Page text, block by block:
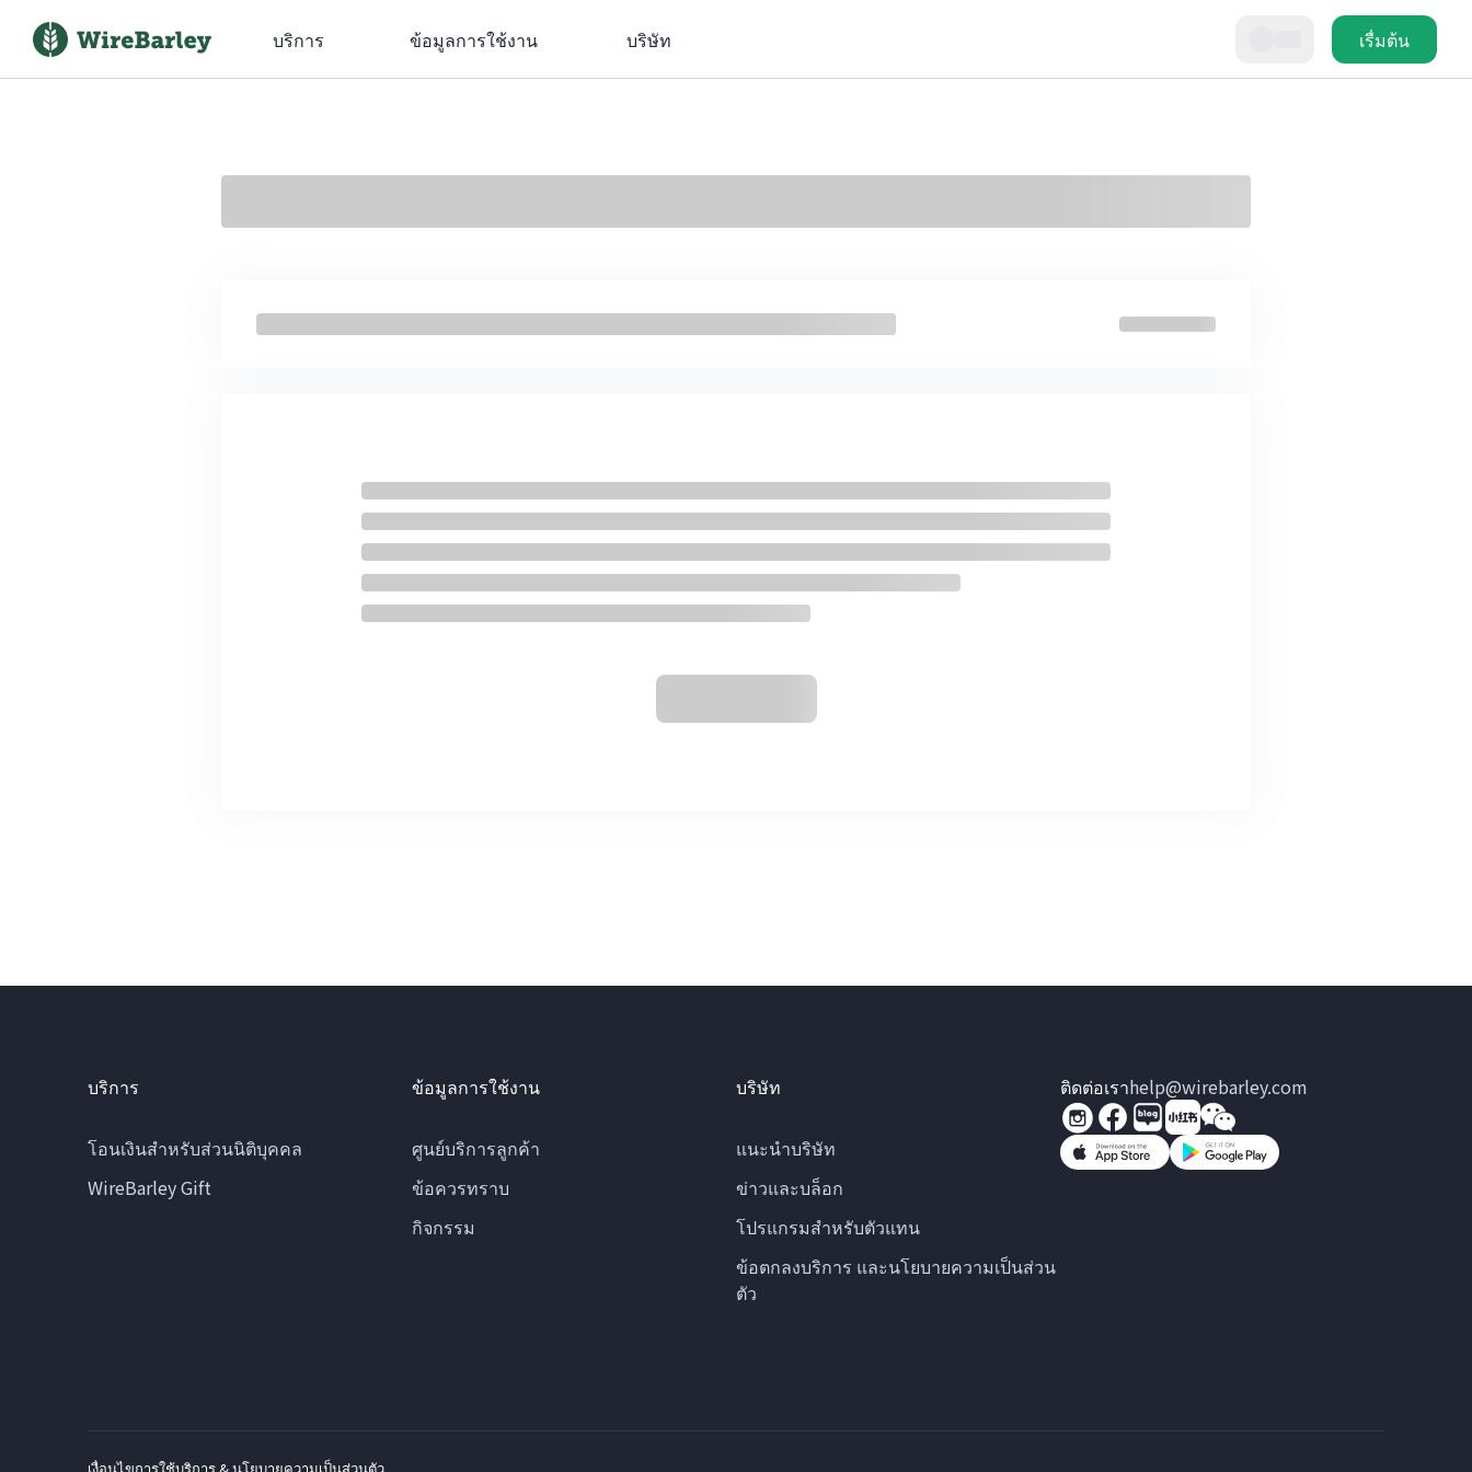
บริการ ข้อมูลการใช้งาน บริษัท เรื่มต้น
บริการ
โอนเงินสำหรับส่วนนิติบุคคล
WireBarley Gift
ข้อมูลการใช้งาน
ศูนย์บริการลูกค้า
ข้อควรทราบ
กิจกรรม
บริษัท
แนะนำบริษัท
ข่าวและบล็อก
โปรแกรมสำหรับตัวแทน
ข้อตกลงบริการ และนโยบายความเป็นส่วน
ตัว
ติดต่อเราhelp@wirebarley.com